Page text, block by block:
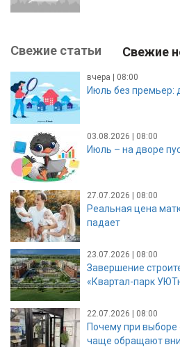
Свежие статьи Свежие
вчера | 08:00
Июль без премьер:
03.08.2026 | 08:00
Июль – на дворе
27.07.2026 | 08:00
Реальная цена
падает
23.07.2026 | 08:00
Завершение
«Квартал-парк
22.07.2026 | 08:00
Почему при выборе
чаще обращают